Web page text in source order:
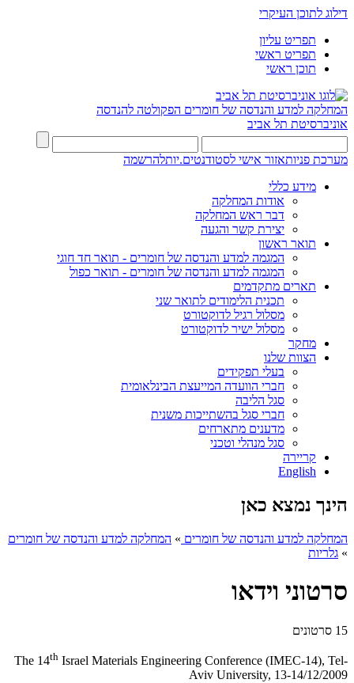
דילוג לתוכן העיקרי
תפריט עליון
תפריט ראשי
תוכן ראשי
המחלקה למדע והנדסה של חומרים הפקולטה להנדסה
אוניברסיטת תל אביב
מערכת פניותאזור אישי לסטודנטים.יותלהרשמה
מידע כללי
אודות המחלקה
דבר ראש המחלקה
יצירת קשר והגעה
תואר ראשון
המגמה למדע והנדסה של חומרים - תואר חד חוגי
המגמה למדע והנדסה של חומרים - תואר כפול
תארים מתקדמים
תכנית הלימודים לתואר שני
מסלול רגיל לדוקטורט
מסלול ישיר לדוקטורט
מחקר
הצוות שלנו
בעלי תפקידים
חברי הוועדה המייעצת הבינלאומית
סגל הליבה
חברי סגל בהשתייכות משנית
מדענים מתארחים
סגל מנהלי וטכני
קריירה
English
הינך נמצא כאן
המחלקה למדע והנדסה של חומרים » המחלקה למדע והנדסה של חומרים
» גלריות
סרטוני וידאו
15 סרטונים
The 14th Israel Materials Engineering Conference (IMEC-14), Tel-
Aviv University, 13-14/12/2009